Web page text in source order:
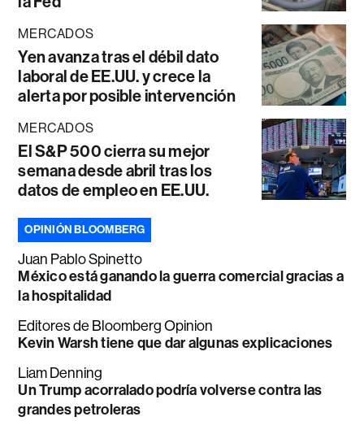
MERCADOS
Yen avanza tras el débil dato
laboral de EE.UU. y crece la
alerta por posible intervención
MERCADOS
El S&P 500 cierra su mejor
semana desde abril tras los
datos de empleo en EE.UU.
OPINIÓN BLOOMBERG
Juan Pablo Spinetto
México está ganando la guerra comercial gracias a
la hospitalidad
Editores de Bloomberg Opinion
Kevin Warsh tiene que dar algunas explicaciones
Liam Denning
Un Trump acorralado podría volverse contra las
grandes petroleras